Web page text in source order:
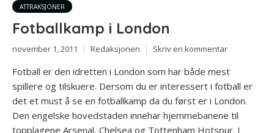
ATTRAKSJONER
Fotballkamp i London
november 1, 2011 Redaksjonen Skriv en kommentar
Fotball er den idretten i London som har både mest
spillere og tilskuere. Dersom du er interessert i fotball er
det et must å se en fotballkamp da du først er i London.
Den engelske hovedstaden innehar hjemmebanene til
topplagene Arsenal, Chelsea og Tottenham Hotspur. I